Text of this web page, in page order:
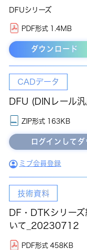
DFUシリーズ
PDF形式 1.4MB
ダウンロード
CADデータ
DFU (DINレール
ZIP形式 163KB
ミブ会員登録
技術資料
DF・DTKシリー
いて_20230712
PDF形式 458KB